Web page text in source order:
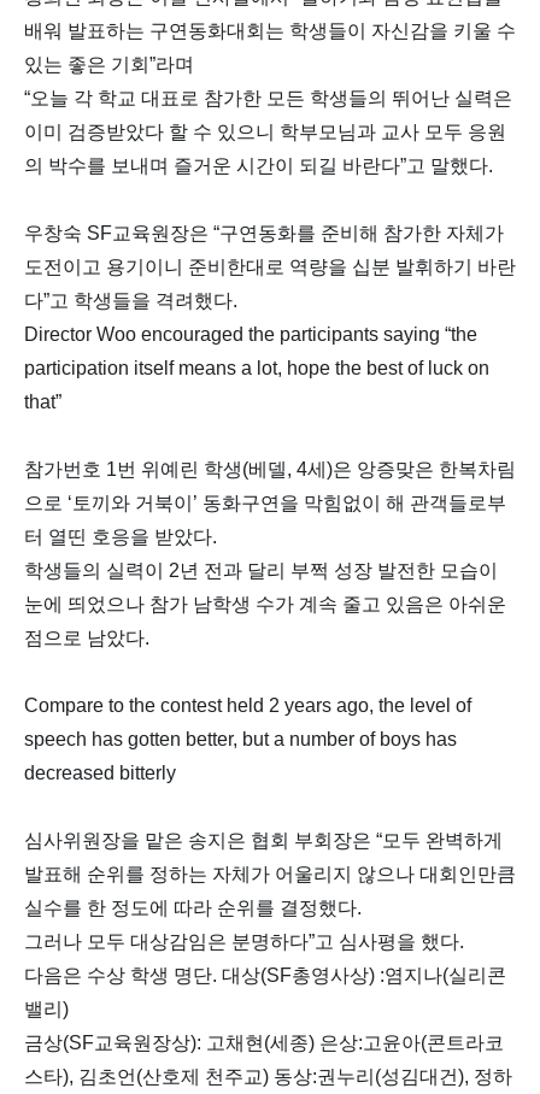
배워 발표하는 구연동화대회는 학생들이 자신감을 키울 수
있는 좋은 기회”라며
“오늘 각 학교 대표로 참가한 모든 학생들의 뛰어난 실력은
이미 검증받았다 할 수 있으니 학부모님과 교사 모두 응원
의 박수를 보내며 즐거운 시간이 되길 바란다”고 말했다.
우창숙 SF교육원장은 “구연동화를 준비해 참가한 자체가
도전이고 용기이니 준비한대로 역량을 십분 발휘하기 바란
다”고 학생들을 격려했다.
Director Woo encouraged the participants saying “the
participation itself means a lot, hope the best of luck on
that”
참가번호 1번 위예린 학생(베델, 4세)은 앙증맞은 한복차림
으로 ‘토끼와 거북이’ 동화구연을 막힘없이 해 관객들로부
터 열띤 호응을 받았다.
학생들의 실력이 2년 전과 달리 부쩍 성장 발전한 모습이
눈에 띄었으나 참가 남학생 수가 계속 줄고 있음은 아쉬운
점으로 남았다.
Compare to the contest held 2 years ago, the level of
speech has gotten better, but a number of boys has
decreased bitterly
심사위원장을 맡은 송지은 협회 부회장은 “모두 완벽하게
발표해 순위를 정하는 자체가 어울리지 않으나 대회인만큼
실수를 한 정도에 따라 순위를 결정했다.
그러나 모두 대상감임은 분명하다”고 심사평을 했다.
다음은 수상 학생 명단. 대상(SF총영사상) :염지나(실리콘
밸리)
금상(SF교육원장상): 고채현(세종) 은상:고윤아(콘트라코
스타), 김초언(산호제 천주교) 동상:권누리(성김대건), 정하